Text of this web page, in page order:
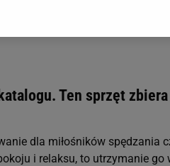
Ten sprzęt
dla miłośników spędzania
i relaksu, to utrzymanie go
przechowywanie plików cookie
dane osobowe w następujących
charakterystyki urządzenia
Spersonalizowane reklamy i treści,